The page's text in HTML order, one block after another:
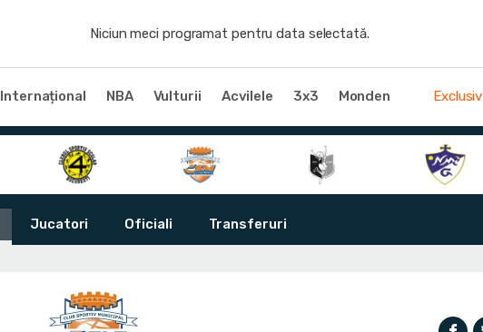
Niciun meci programat pentru data selectată.
Internațional NBA Vulturii Acvilele 3x3 Monden Exclusiv
Jucatori Oficiali Transferuri